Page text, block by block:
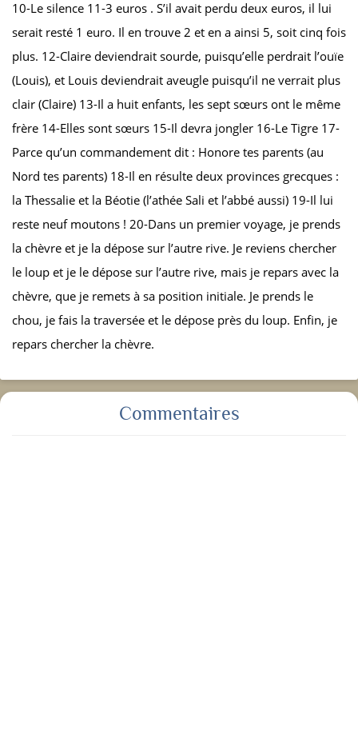
10-Le silence 11-3 euros . S’il avait perdu deux euros, il lui
serait resté 1 euro. Il en trouve 2 et en a ainsi 5, soit cinq fois
plus. 12-Claire deviendrait sourde, puisqu’elle perdrait l’ouïe
(Louis), et Louis deviendrait aveugle puisqu’il ne verrait plus
clair (Claire) 13-Il a huit enfants, les sept sœurs ont le même
frère 14-Elles sont sœurs 15-Il devra jongler 16-Le Tigre 17-
Parce qu’un commandement dit : Honore tes parents (au
Nord tes parents) 18-Il en résulte deux provinces grecques :
la Thessalie et la Béotie (l’athée Sali et l’abbé aussi) 19-Il lui
reste neuf moutons ! 20-Dans un premier voyage, je prends
la chèvre et je la dépose sur l’autre rive. Je reviens chercher
le loup et je le dépose sur l’autre rive, mais je repars avec la
chèvre, que je remets à sa position initiale. Je prends le
chou, je fais la traversée et le dépose près du loup. Enfin, je
repars chercher la chèvre.
Commentaires